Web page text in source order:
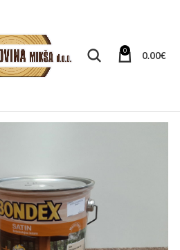
0 0.00€